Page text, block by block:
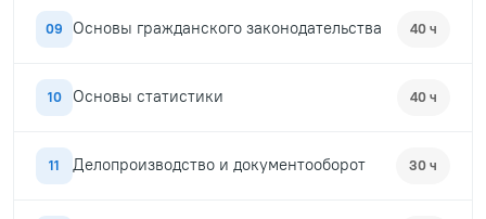
09 Основы гражданского законодательства 40 ч
10 Основы статистики 40 ч
11 Делопроизводство и документооборот 30 ч